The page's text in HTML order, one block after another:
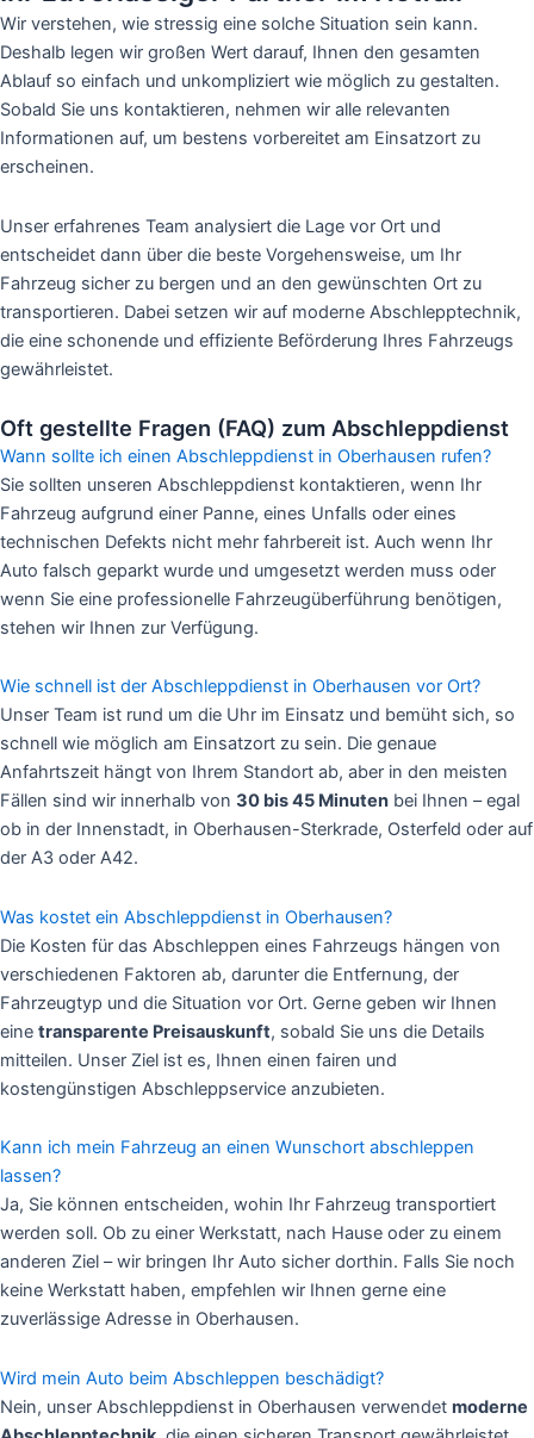
Wir verstehen, wie stressig eine solche Situation sein kann.
Deshalb legen wir großen Wert darauf, Ihnen den gesamten
Ablauf so einfach und unkompliziert wie möglich zu gestalten.
Sobald Sie uns kontaktieren, nehmen wir alle relevanten
Informationen auf, um bestens vorbereitet am Einsatzort zu
erscheinen.
Unser erfahrenes Team analysiert die Lage vor Ort und
entscheidet dann über die beste Vorgehensweise, um Ihr
Fahrzeug sicher zu bergen und an den gewünschten Ort zu
transportieren. Dabei setzen wir auf moderne Abschlepptechnik,
die eine schonende und effiziente Beförderung Ihres Fahrzeugs
gewährleistet.
Oft gestellte Fragen (FAQ) zum Abschleppdienst
Wann sollte ich einen Abschleppdienst in Oberhausen rufen?
Sie sollten unseren Abschleppdienst kontaktieren, wenn Ihr
Fahrzeug aufgrund einer Panne, eines Unfalls oder eines
technischen Defekts nicht mehr fahrbereit ist. Auch wenn Ihr
Auto falsch geparkt wurde und umgesetzt werden muss oder
wenn Sie eine professionelle Fahrzeugüberführung benötigen,
stehen wir Ihnen zur Verfügung.
Wie schnell ist der Abschleppdienst in Oberhausen vor Ort?
Unser Team ist rund um die Uhr im Einsatz und bemüht sich, so
schnell wie möglich am Einsatzort zu sein. Die genaue
Anfahrtszeit hängt von Ihrem Standort ab, aber in den meisten
Fällen sind wir innerhalb von 30 bis 45 Minuten bei Ihnen – egal
ob in der Innenstadt, in Oberhausen-Sterkrade, Osterfeld oder auf
der A3 oder A42.
Was kostet ein Abschleppdienst in Oberhausen?
Die Kosten für das Abschleppen eines Fahrzeugs hängen von
verschiedenen Faktoren ab, darunter die Entfernung, der
Fahrzeugtyp und die Situation vor Ort. Gerne geben wir Ihnen
eine transparente Preisauskunft, sobald Sie uns die Details
mitteilen. Unser Ziel ist es, Ihnen einen fairen und
kostengünstigen Abschleppservice anzubieten.
Kann ich mein Fahrzeug an einen Wunschort abschleppen
lassen?
Ja, Sie können entscheiden, wohin Ihr Fahrzeug transportiert
werden soll. Ob zu einer Werkstatt, nach Hause oder zu einem
anderen Ziel – wir bringen Ihr Auto sicher dorthin. Falls Sie noch
keine Werkstatt haben, empfehlen wir Ihnen gerne eine
zuverlässige Adresse in Oberhausen.
Wird mein Auto beim Abschleppen beschädigt?
Nein, unser Abschleppdienst in Oberhausen verwendet moderne